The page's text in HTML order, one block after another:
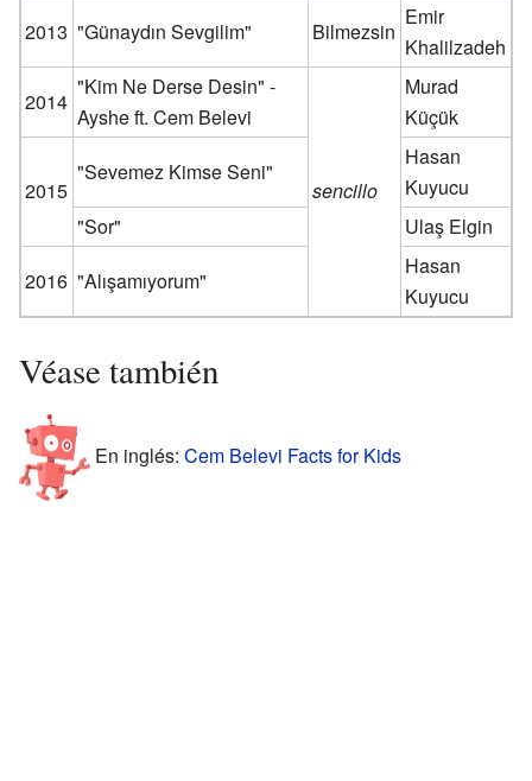
2013 "Günaydın Sevgilim" Bilmezsin
Emir
Khalilzadeh
2014
"Kim Ne Derse Desin" -
Ayshe ft. Cem Belevi
sencillo
Murad
Küçük
2015
"Sevemez Kimse Seni"
Hasan
Kuyucu
"Sor"
Ulaş Elgin
2016 "Alışamıyorum"
Hasan
Kuyucu
Véase también
En inglés: Cem Belevi Facts for Kids